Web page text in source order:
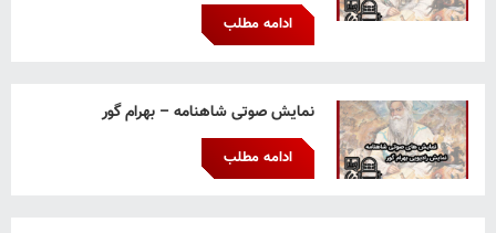
ادامه مطلب
نمایش صوتی شاهنامه – بهرام گور
ادامه مطلب